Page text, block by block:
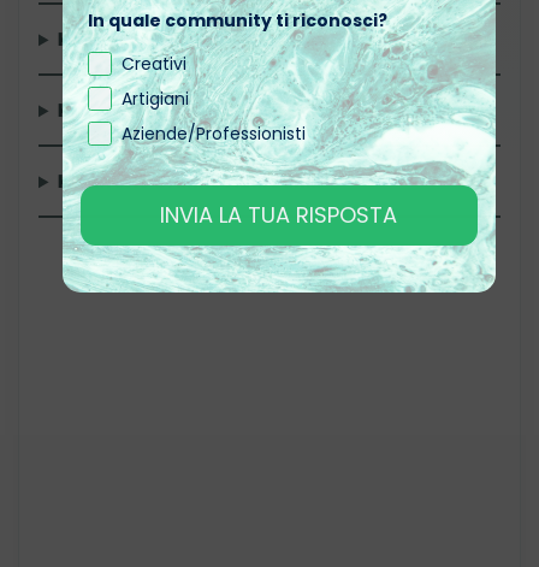
Kit Effetto Marmo Esotico Bianco
Kit Effetto Quarzite Amazonite
Kit Effetto Granito Azul Bahia
In quale community ti riconosci?
Creativi
Artigiani
Aziende/Professionisti
INVIA LA TUA RISPOSTA